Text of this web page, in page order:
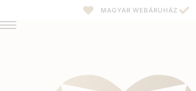
MAGYAR WEBÁRUHÁZ